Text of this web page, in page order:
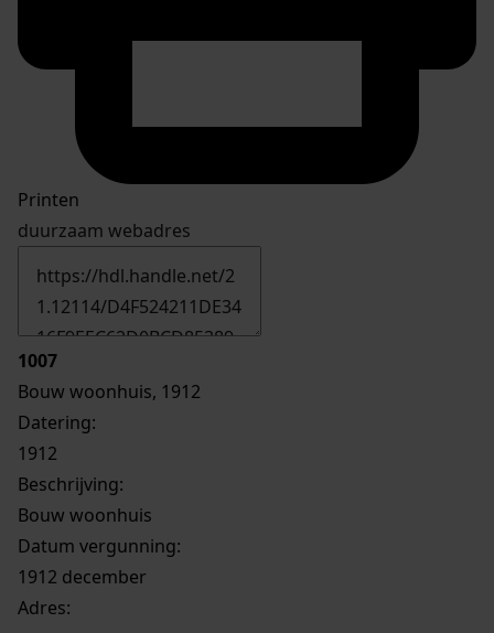
Printen
duurzaam webadres
1007
Bouw woonhuis, 1912
Datering:
1912
Beschrijving:
Bouw woonhuis
Datum vergunning:
1912 december
Adres: